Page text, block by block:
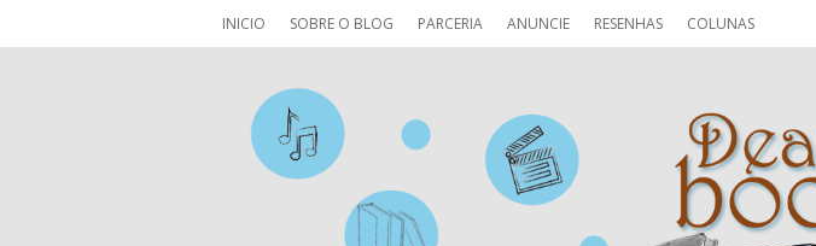
INICIO SOBRE O BLOG PARCERIA ANUNCIE RESENHAS COLUNAS